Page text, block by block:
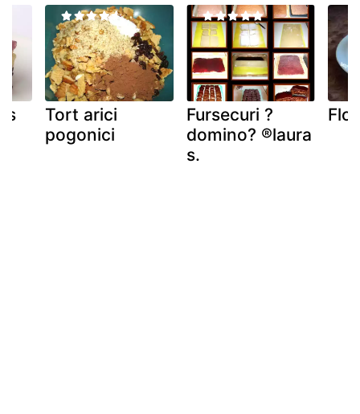
Tort arici
pogonici
Fursecuri ?
domino? ®laura
s.